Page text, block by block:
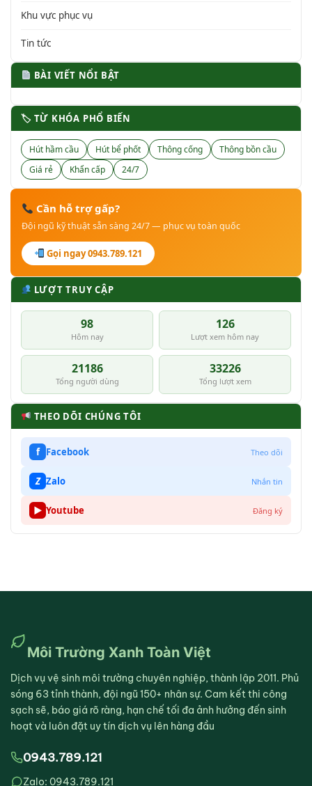
Khu vực phục vụ
Tin tức
BÀI VIẾT NỔI BẬT
🏷 TỪ KHÓA PHỔ BIẾN
Hút hầm cầu Hút bể phốt Thông cống
Thông bồn cầu
Giá rẻ
Khẩn cấp 24/7
Cần hỗ trợ gấp?
Đội ngũ kỹ thuật sẵn sàng 24/7 — phục vụ toàn quốc
Gọi ngay 0943.789.121
LƯỢT TRUY CẬP
98
Hôm nay
126
Lượt xem hôm nay
21186
Tổng người dùng
33226
Tổng lượt xem
THEO DÕI CHÚNG TÔI
f Facebook Theo dõi
Z Zalo Nhắn tin
▶ Youtube Đăng ký
Môi Trường Xanh Toàn Việt
Dịch vụ vệ sinh môi trường chuyên nghiệp, thành lập 2011. Phủ
sóng 63 tỉnh thành, đội ngũ 150+ nhân sự. Cam kết thi công
sạch sẽ, báo giá rõ ràng, hạn chế tối đa ảnh hưởng đến sinh
hoạt và luôn đặt uy tín dịch vụ lên hàng đầu
0943.789.121
Zalo: 0943.789.121